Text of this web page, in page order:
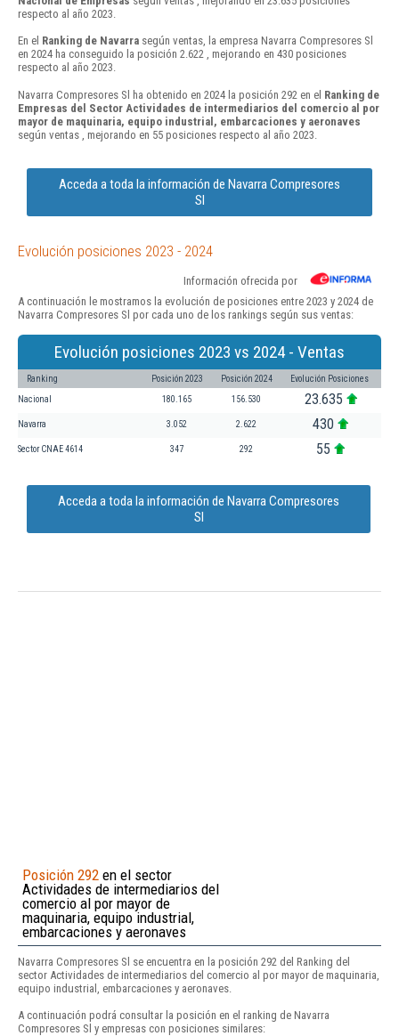
respecto al año 2023.
En el Ranking de Navarra según ventas, la empresa Navarra Compresores Sl
en 2024 ha conseguido la posición 2.622 , mejorando en 430 posiciones
respecto al año 2023.
Navarra Compresores Sl ha obtenido en 2024 la posición 292 en el Ranking de
Empresas del Sector Actividades de intermediarios del comercio al por
mayor de maquinaria, equipo industrial, embarcaciones y aeronaves
según ventas , mejorando en 55 posiciones respecto al año 2023.
Acceda a toda la información de Navarra Compresores
Sl
Evolución posiciones 2023 - 2024
Información ofrecida por
A continuación le mostramos la evolución de posiciones entre 2023 y 2024 de
Navarra Compresores Sl por cada uno de los rankings según sus ventas:
Evolución posiciones 2023 vs 2024 - Ventas
Ranking Posición 2023 Posición 2024 Evolución Posiciones
Nacional 180.165 156.530 23.635
Navarra 3.052 2.622 430
Sector CNAE 4614 347 292 55
Acceda a toda la información de Navarra Compresores
Sl
Posición 292 en el sector
Actividades de intermediarios del
comercio al por mayor de
maquinaria, equipo industrial,
embarcaciones y aeronaves
Navarra Compresores Sl se encuentra en la posición 292 del Ranking del
sector Actividades de intermediarios del comercio al por mayor de maquinaria,
equipo industrial, embarcaciones y aeronaves.
A continuación podrá consultar la posición en el ranking de Navarra
Compresores Sl y empresas con posiciones similares: